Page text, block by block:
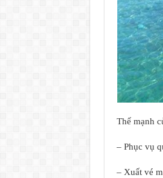
Thế mạnh
– Phục vụ
– Xuất vé